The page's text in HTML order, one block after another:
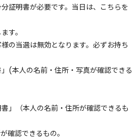
証明書が必要です。当日は、こちらを
す。
の当選は無効となります。必ずお持ち
(本人の名前・住所・写真が確認できる
」（本人の名前・住所が確認できるも
確認できるもの。